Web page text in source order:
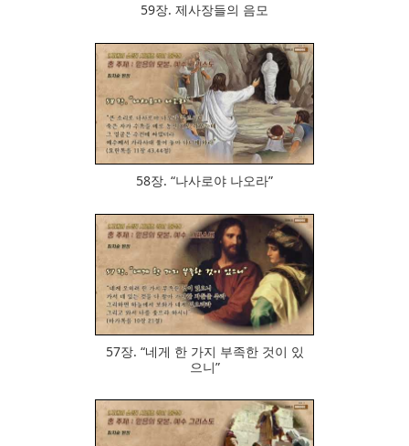
59장. 제사장들의 음모
785
58장. “나사로야 나오라”
795
57장. “네게 한 가지 부족한 것이 있
으니”